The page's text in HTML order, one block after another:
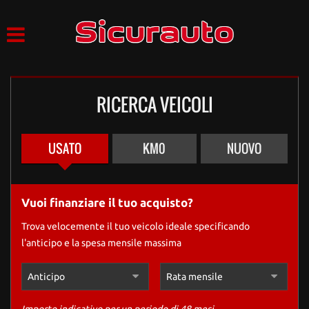
ACQUISTIAMO USATO
ASSISTENZA
CONTATTI
RICERCA VEICOLI
USATO KM0 NUOVO
Vuoi finanziare il tuo acquisto?
Trova velocemente il tuo veicolo ideale specificando
l'anticipo e la spesa mensile massima
tue
consenso
pannello
consente
le
preferenze
di
alle